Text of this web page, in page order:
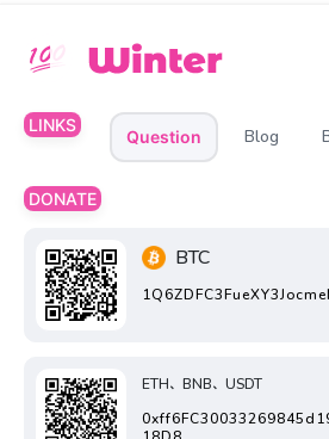
LINKS
Question Blog
DONATE
BTC
ETH、BNB、USDT